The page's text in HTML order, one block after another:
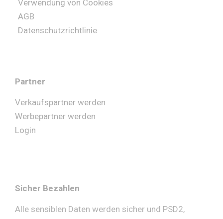
Verwendung von Cookies
AGB
Datenschutzrichtlinie
Partner
Verkaufspartner werden
Werbepartner werden
Login
Sicher Bezahlen
Alle sensiblen Daten werden sicher und PSD2,